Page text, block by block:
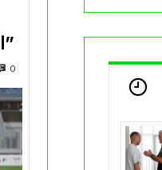
الكرة الجزائرية في المسابقات القارية”
0